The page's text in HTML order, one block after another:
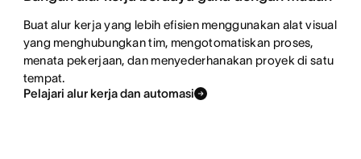
Buat alur kerja yang lebih efisien menggunakan alat visual
yang menghubungkan tim, mengotomatiskan proses,
menata pekerjaan, dan menyederhanakan proyek di satu
tempat.
Pelajari alur kerja dan automasi